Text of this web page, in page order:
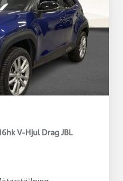
V-Hjul Drag JBL